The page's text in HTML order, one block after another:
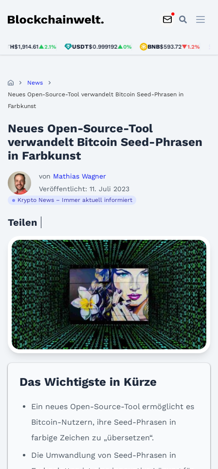
Blockchainwelt
$1,914.61▲2.1% USDT$0.999192▲0% BNB$593.72▼1.2% SOL
News
Neues Open-Source-Tool verwandelt Bitcoin Seed-Phrasen in
Farbkunst
Neues Open-Source-Tool
verwandelt Bitcoin Seed-Phrasen
in Farbkunst
von Mathias Wagner
Veröffentlicht: 11. Juli 2023
Krypto News – Immer aktuell informiert
Teilen
Das Wichtigste in Kürze
Ein neues Open-Source-Tool ermöglicht es
Bitcoin-Nutzern, ihre Seed-Phrasen in
farbige Zeichen zu „übersetzen“.
Die Umwandlung von Seed-Phrasen in